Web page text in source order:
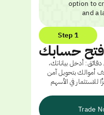
Step 1
أدخل بياناتك،
أموالك بتحويل آمن
في الأسهم
Trade